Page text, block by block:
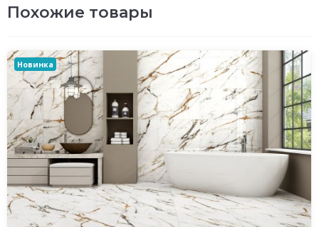
Похожие товары
Новинка